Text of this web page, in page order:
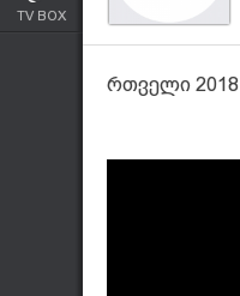
TV BOX
რთველი 2018